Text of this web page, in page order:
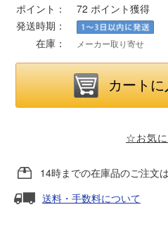
ポポンデッタ
MODEMO(モデモ)
さんけい
天賞堂
ポイント：
72 ポイント獲得
発送時期：
在庫：
メーカー取り寄せ
☆お気に
14時までの在庫品のご注文
送料・手数料について